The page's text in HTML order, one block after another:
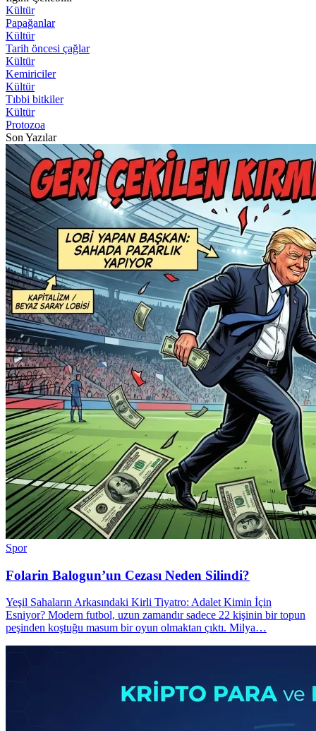
Kültür
Papağanlar
Kültür
Tarih öncesi çağlar
Kültür
Kemiriciler
Kültür
Tıbbi bitkiler
Kültür
Protozoa
Son Yazılar
Spor
Folarin Balogun’un Cezası Neden Silindi?
Yeşil Sahaların Arkasındaki Kirli Tiyatro: Adalet Kimin İçin
Esniyor? Modern futbol, uzun zamandır sadece 22 kişinin bir topun
peşinden koştuğu masum bir oyun olmaktan çıktı. Milya…